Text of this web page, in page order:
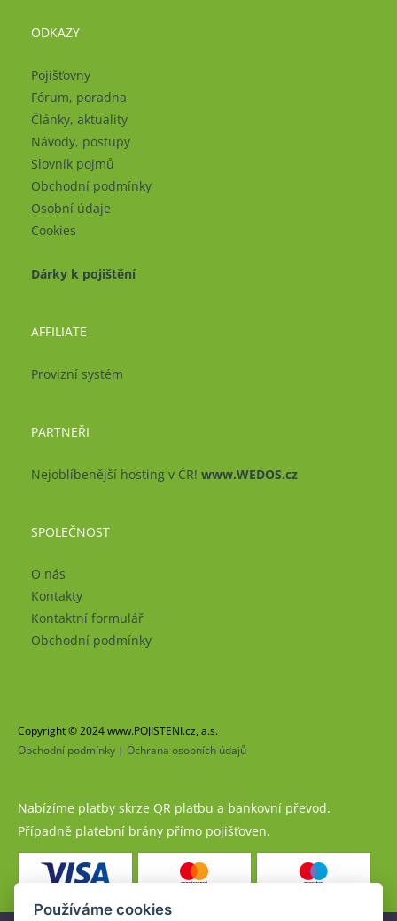
ODKAZY
Pojišťovny
Fórum, poradna
Články, aktuality
Návody, postupy
Slovník pojmů
Obchodní podmínky
Osobní údaje
Cookies
Dárky k pojištění
AFFILIATE
Provizní systém
PARTNEŘI
Nejoblíbenější hosting v ČR! www.WEDOS.cz
SPOLEČNOST
O nás
Kontakty
Kontaktní formulář
Obchodní podmínky
Copyright © 2024 www.POJISTENI.cz, a.s.
Obchodní podmínky | Ochrana osobních údajů
Nabízíme platby skrze QR platbu a bankovní převod.
Případně platební brány přímo pojišťoven.
Používáme cookies